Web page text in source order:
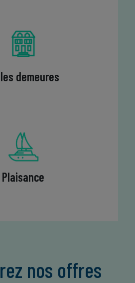
demeures
Plaisance
nos offres